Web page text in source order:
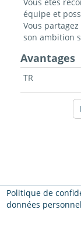
équipe et
Vous
son ambition
Avantages
TR
Politique de
données